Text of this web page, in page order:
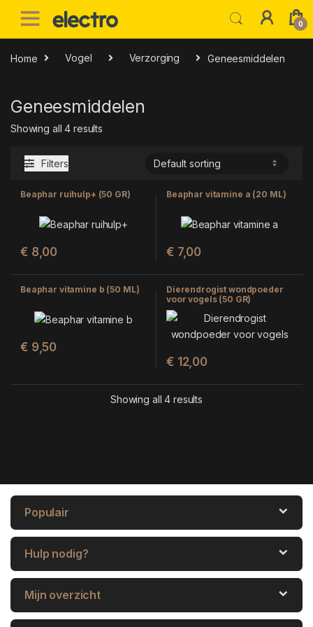
0
Home Vogel Verzorging Geneesmiddelen
Geneesmiddelen
Showing all 4 results
Filters
Beaphar ruihulp+ (50 GR)
€ 8,00
Beaphar vitamine a (20 ML)
€ 7,00
Beaphar vitamine b (50 ML)
€ 9,50
Dierendrogist wondpoeder
voor vogels (50 GR)
€ 12,00
Showing all 4 results
Populair
Hulp nodig?
Mijn overzicht